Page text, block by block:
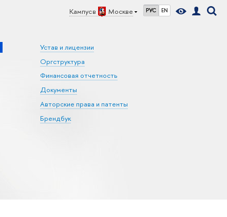
Кампус в Москве РУС EN
Устав и лицензии
Оргструктура
Финансовая отчетность
Документы
Авторские права и патенты
Брендбук